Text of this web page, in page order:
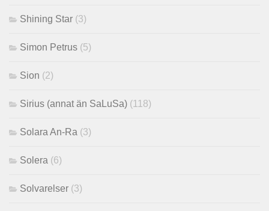
Shining Star (3)
Simon Petrus (5)
Sion (2)
Sirius (annat än SaLuSa) (118)
Solara An-Ra (3)
Solera (6)
Solvarelser (3)